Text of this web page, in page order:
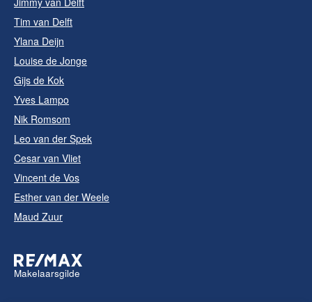
Tim van Delft
Ylana Deijn
Louise de Jonge
Gijs de Kok
Yves Lampo
Nik Romsom
Leo van der Spek
Cesar van Vliet
Vincent de Vos
Esther van der Weele
Maud Zuur
Makelaarsgilde